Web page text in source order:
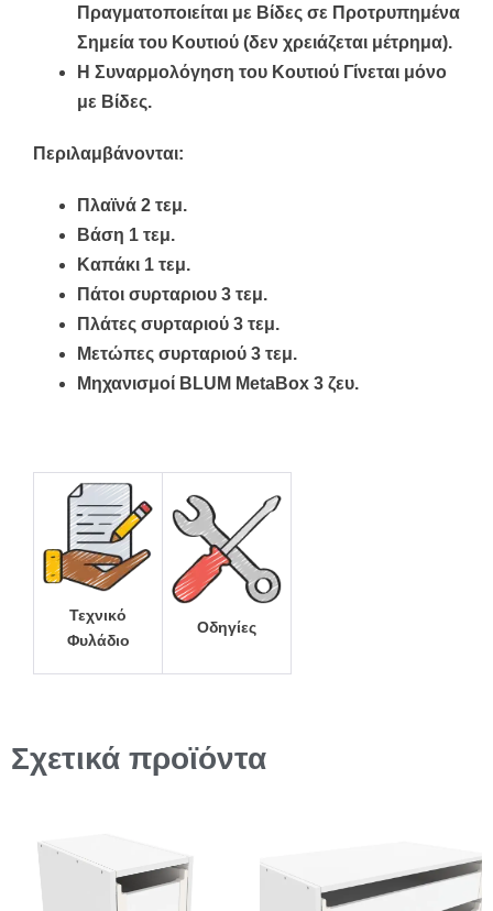
Πραγματοποιείται με Βίδες σε Προτρυπημένα
Σημεία του Κουτιού (δεν χρειάζεται μέτρημα).
Η Συναρμολόγηση του Κουτιού Γίνεται μόνο
με Βίδες.
Περιλαμβάνονται:
Πλαϊνά 2 τεμ.
Βάση 1 τεμ.
Καπάκι 1 τεμ.
Πάτοι συρταριου 3 τεμ.
Πλάτες συρταριού 3 τεμ.
Μετώπες συρταριού 3 τεμ.
Μηχανισμοί BLUM MetaBox 3 ζευ.
Τεχνικό
Φυλάδιο
Οδηγίες
Σχετικά προϊόντα